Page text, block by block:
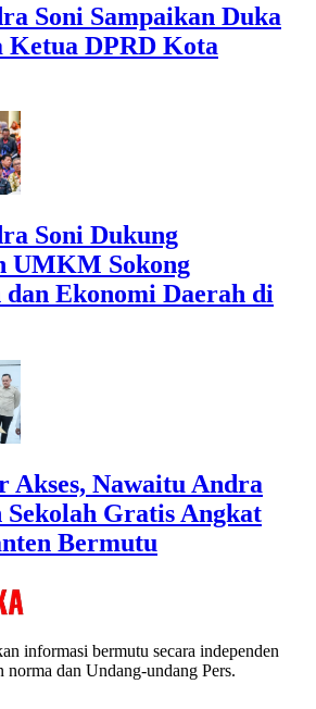
Soni Sampaikan Duka
Ketua DPRD Kota
Soni Dukung
UMKM Sokong
Ekonomi Daerah di
Akses, Nawaitu Andra
Gratis Angkat
Bermutu
informasi bermutu secara independen
norma dan Undang-undang Pers.